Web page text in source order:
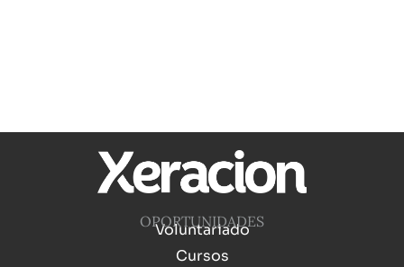
OPORTUNIDADES
Voluntariado
Cursos